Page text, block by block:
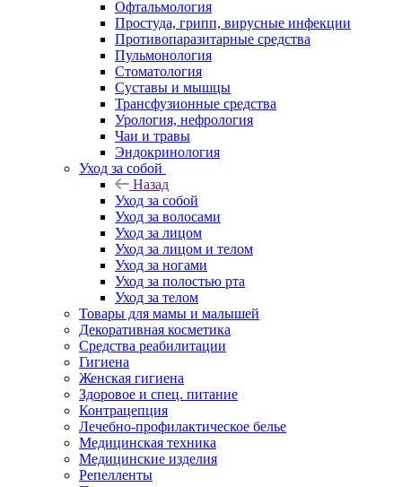
Офтальмология
Простуда, грипп, вирусные инфекции
Противопаразитарные средства
Пульмонология
Стоматология
Суставы и мышцы
Трансфузионные средства
Урология, нефрология
Чаи и травы
Эндокринология
Уход за собой
Назад
Уход за собой
Уход за волосами
Уход за лицом
Уход за лицом и телом
Уход за ногами
Уход за полостью рта
Уход за телом
Товары для мамы и малышей
Декоративная косметика
Средства реабилитации
Гигиена
Женская гигиена
Здоровое и спец. питание
Контрацепция
Лечебно-профилактическое белье
Медицинская техника
Медицинские изделия
Репелленты